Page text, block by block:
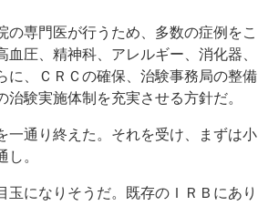
専門医が行うため、多数の症例をこ
圧、精神科、アレルギー、消化器、
に、ＣＲＣの確保、治験事務局の整備
験実施体制を充実させる方針だ。
通り終えた。それを受け、まずは小
。
になりそうだ。既存のＩＲＢにあり